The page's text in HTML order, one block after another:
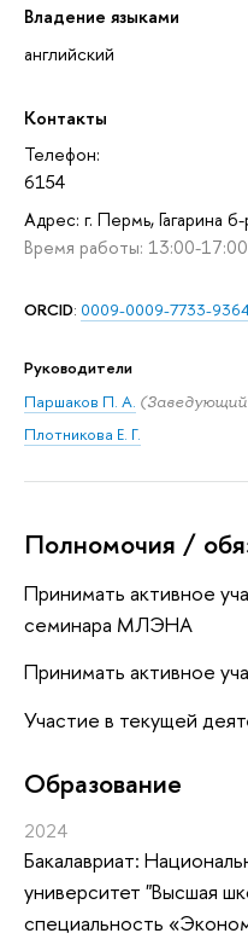
Владение языками
английский
Контакты
Телефон:
6154
Адрес: г. Пермь, Гагарина
Время работы: 13:00-17:00
ORCID: 0009-0009-7733-
Руководители
Паршаков П. А.
Плотникова Е. Г.
Полномочия /
Принимать активное
семинара МЛЭНА
Принимать активное
Участие в текущей
Oбразование
2024
Бакалавриат:
университет "Высшая
специальность